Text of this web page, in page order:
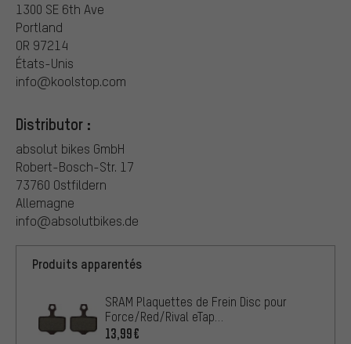
1300 SE 6th Ave
Portland
OR 97214
États-Unis
info@koolstop.com
Distributor :
absolut bikes GmbH
Robert-Bosch-Str. 17
73760 Ostfildern
Allemagne
info@absolutbikes.de
Produits apparentés
SRAM Plaquettes de Frein Disc pour
Force/Red/Rival eTap
AXS/Level/DB/Elixir
13,99€